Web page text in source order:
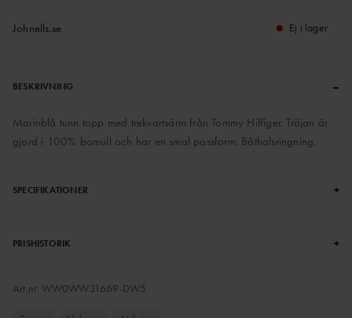
Johnells.se Ej i lager
BESKRIVNING –
Marinblå tunn topp med trekvartsärm från Tommy Hilfiger. Tröjan är
gjord i 100% bomull och har en smal passform. Båthalsringning.
SPECIFIKATIONER +
PRISHISTORIK +
Art.nr. WW0WW31669-DW5